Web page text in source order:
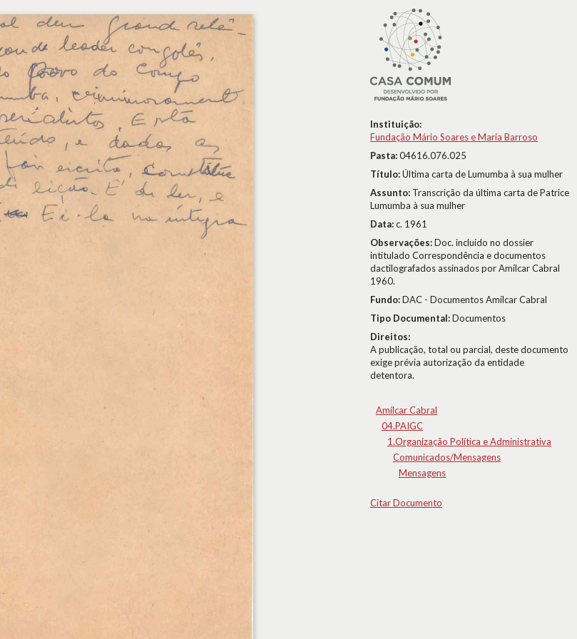
Instituição:
Fundação Mário Soares e Maria Barroso
Pasta:04616.076.025
Título:Última carta de Lumumba à sua mulher
Assunto: Transcrição da última carta de Patrice
Lumumba à sua mulher
Data:c. 1961
Observações:Doc. incluído no dossier
intitulado Correspondência e documentos
dactilografados assinados por Amílcar Cabral
1960.
Fundo:DAC - Documentos Amílcar Cabral
Tipo Documental:Documentos
Direitos:
A publicação, total ou parcial, deste documento
exige prévia autorização da entidade
detentora.
Amílcar Cabral
04.PAIGC
1.Organização Política e Administrativa
Comunicados/Mensagens
Mensagens
Citar Documento